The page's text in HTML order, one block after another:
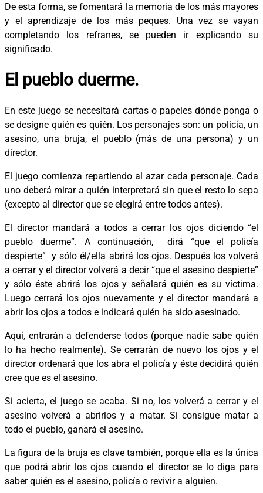
De esta forma, se fomentará la memoria de los más mayores
y el aprendizaje de los más peques. Una vez se vayan
completando los refranes, se pueden ir explicando su
significado.
El pueblo duerme.
En este juego se necesitará cartas o papeles dónde ponga o
se designe quién es quién. Los personajes son: un policía, un
asesino, una bruja, el pueblo (más de una persona) y un
director.
El juego comienza repartiendo al azar cada personaje. Cada
uno deberá mirar a quién interpretará sin que el resto lo sepa
(excepto al director que se elegirá entre todos antes).
El director mandará a todos a cerrar los ojos diciendo “el
pueblo duerme”. A continuación, dirá “que el policía
despierte” y sólo él/ella abrirá los ojos. Después los volverá
a cerrar y el director volverá a decir “que el asesino despierte”
y sólo éste abrirá los ojos y señalará quién es su víctima.
Luego cerrará los ojos nuevamente y el director mandará a
abrir los ojos a todos e indicará quién ha sido asesinado.
Aquí, entrarán a defenderse todos (porque nadie sabe quién
lo ha hecho realmente). Se cerrarán de nuevo los ojos y el
director ordenará que los abra el policía y éste decidirá quién
cree que es el asesino.
Si acierta, el juego se acaba. Si no, los volverá a cerrar y el
asesino volverá a abrirlos y a matar. Si consigue matar a
todo el pueblo, ganará el asesino.
La figura de la bruja es clave también, porque ella es la única
que podrá abrir los ojos cuando el director se lo diga para
saber quién es el asesino, policía o revivir a alguien.